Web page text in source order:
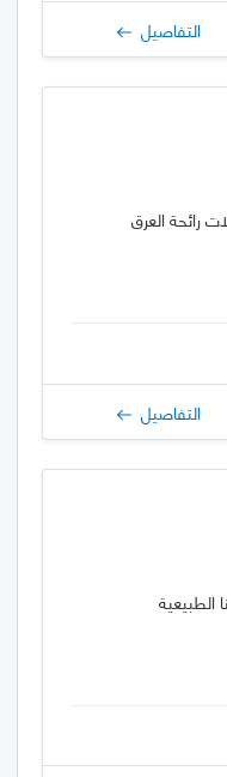
التفاصيل
رائحة العرق
التفاصيل